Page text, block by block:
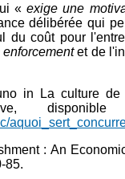
«exige une
délibérée qui
du coût pour
et de
in La culture
: An
85.